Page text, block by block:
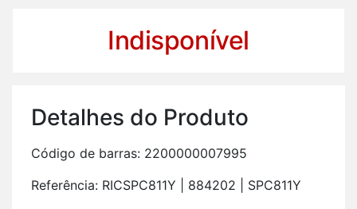
Indisponível
De­ta­lhes do Pro­duto
Có­digo de barras: 2200000007995
Re­fe­rência: RICSPC811Y | 884202 | SPC811Y